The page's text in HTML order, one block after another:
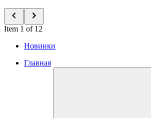
Item 1 of 12
Новинки
Главная